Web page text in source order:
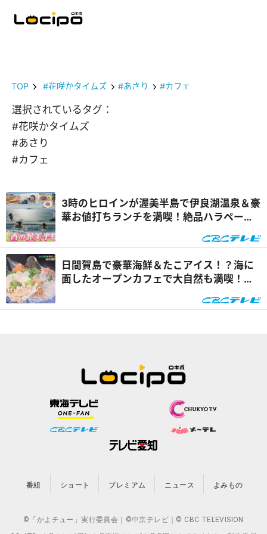
TOP #花咲かタイムズ #あさり #カフェ
選択されているタグ：
#花咲かタイムズ
#あさり
#カフェ
3時のヒロインが渥美半島で伊良湖温泉＆豪
華お値打ちランチを満喫！絶品ハラペーニ
ムズ』
日間賀島で豪華海鮮＆たこアイス！？海に
面したオープンカフェで大自然も満喫！
番組 ショート プレミアム ニュース よみもの
©「かよチュー」実行委員会｜©中京テレビ｜© CBC TELEVISION